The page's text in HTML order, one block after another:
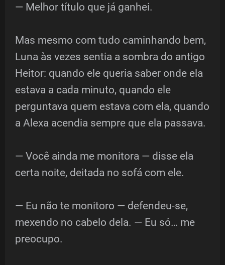
— Melhor título que já ganhei.
Mas mesmo com tudo caminhando bem,
Luna às vezes sentia a sombra do antigo
Heitor: quando ele queria saber onde ela
estava a cada minuto, quando ele
perguntava quem estava com ela, quando
a Alexa acendia sempre que ela passava.
— Você ainda me monitora — disse ela
certa noite, deitada no sofá com ele.
— Eu não te monitoro — defendeu-se,
mexendo no cabelo dela. — Eu só… me
preocupo.